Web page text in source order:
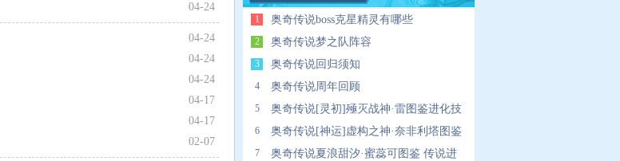
04-24
04-24
04-24
04-24
04-17
04-17
02-07
1 奥奇传说boss克星精灵有哪些
2 奥奇传说梦之队阵容
3 奥奇传说回归须知
4 奥奇传说周年回顾
5
奥奇传说[灵初]殛灭战神·雷图鉴进化技
能表
6
奥奇传说[神运]虚构之神·奈非利塔图鉴
传说进化技能表
7
奥奇传说夏浪甜汐·蜜蕊可图鉴 传说进